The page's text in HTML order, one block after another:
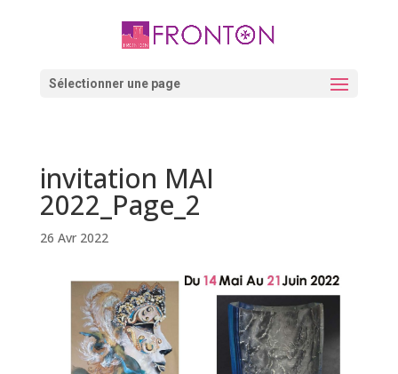
Sélectionner une page
invitation MAI
2022_Page_2
26 Avr 2022